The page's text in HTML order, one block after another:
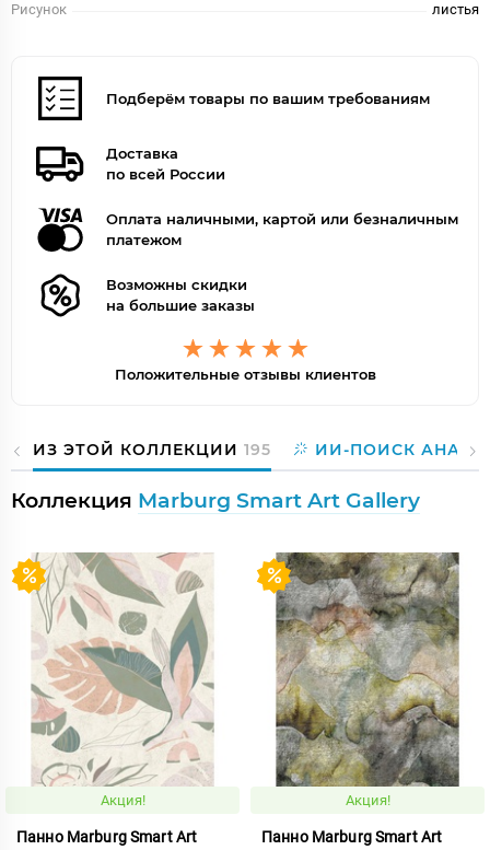
Рисунок
листья
Подберём товары по вашим требованиям
Доставка
по всей России
Оплата наличными, картой или безналичным
платежом
Возможны скидки
на большие заказы
Положительные отзывы клиентов
ИЗ ЭТОЙ КОЛЛЕКЦИИ 195 ИИ-ПОИСК
Коллекция Marburg Smart Art Gallery
Акция!
Панно Marburg Smart Art
Акция!
Панно Marburg Smart Art